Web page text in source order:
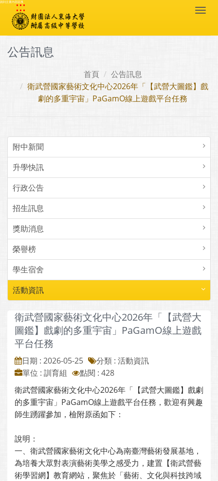
跳到主要內容區塊
:::
公告訊息
首頁
公告訊息
衛武營國家藝術文化中心2026年「【武營大圖鑑】戲
劇的多重宇宙」PaGamO線上遊戲平台任務
附中新聞
升學快訊
行政公告
招生訊息
獎助消息
榮譽榜
學生宿舍
活動資訊
衛武營國家藝術文化中心2026年「【武營大
圖鑑】戲劇的多重宇宙」PaGamO線上遊戲
平台任務
日期 : 2026-05-25
分類 : 活動資訊
單位 : 訓育組
點閱 : 428
衛武營國家藝術文化中心2026年「【武營大圖鑑】戲劇
的多重宇宙」PaGamO線上遊戲平台任務，歡迎有興趣
師生踴躍參加，檢附原函如下：
說明：
一、衛武營國家藝術文化中心為南臺灣藝術發展基地，
為培養大眾對表演藝術美學之感受力，建置【衛武營藝
術學習網】教育網站，聚焦於「藝術、文化與科技跨域